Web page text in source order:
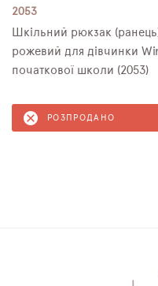
2053
Шкільний рюкзак
рожевий для дівчинки
початкової школи (2053)
РОЗПРОДАНО